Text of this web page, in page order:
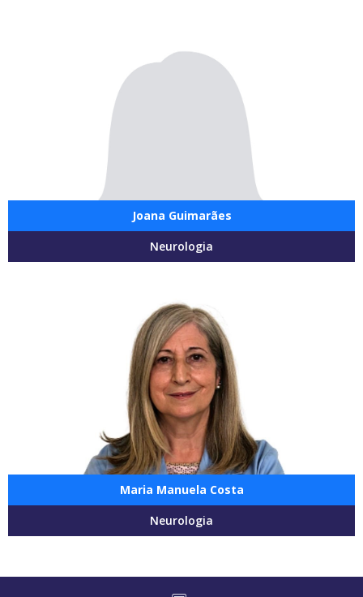
Joana Guimarães
Neurologia
Maria Manuela Costa
Neurologia